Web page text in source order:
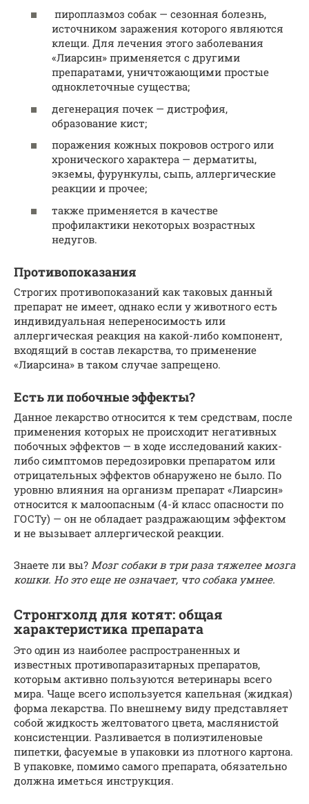
пироплазмоз собак — сезонная болезнь,
источником заражения которого являются
клещи. Для лечения этого заболевания
«Лиарсин» применяется с другими
препаратами, уничтожающими простые
одноклеточные существа;
дегенерация почек — дистрофия,
образование кист;
поражения кожных покровов острого или
хронического характера — дерматиты,
экземы, фурункулы, сыпь, аллергические
реакции и прочее;
также применяется в качестве
профилактики некоторых возрастных
недугов.
Противопоказания
Строгих противопоказаний как таковых данный
препарат не имеет, однако если у животного есть
индивидуальная непереносимость или
аллергическая реакция на какой-либо компонент,
входящий в состав лекарства, то применение
«Лиарсина» в таком случае запрещено.
Есть ли побочные эффекты?
Данное лекарство относится к тем средствам, после
применения которых не происходит негативных
побочных эффектов — в ходе исследований каких-
либо симптомов передозировки препаратом или
отрицательных эффектов обнаружено не было. По
уровню влияния на организм препарат «Лиарсин»
относится к малоопасным (4-й класс опасности по
ГОСТу) — он не обладает раздражающим эффектом
и не вызывает аллергической реакции.
Знаете ли вы? Мозг собаки в три раза тяжелее мозга
кошки. Но это еще не означает, что собака умнее.
Стронгхолд для котят: общая
характеристика препарата
Это один из наиболее распространенных и
известных противопаразитарных препаратов,
которым активно пользуются ветеринары всего
мира. Чаще всего используется капельная (жидкая)
форма лекарства. По внешнему виду представляет
собой жидкость желтоватого цвета, маслянистой
консистенции. Разливается в полиэтиленовые
пипетки, фасуемые в упаковки из плотного картона.
В упаковке, помимо самого препарата, обязательно
должна иметься инструкция.